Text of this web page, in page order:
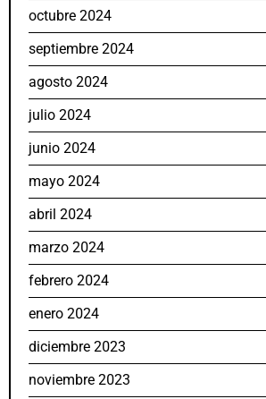
octubre 2024
septiembre 2024
agosto 2024
julio 2024
junio 2024
mayo 2024
abril 2024
marzo 2024
febrero 2024
enero 2024
diciembre 2023
noviembre 2023